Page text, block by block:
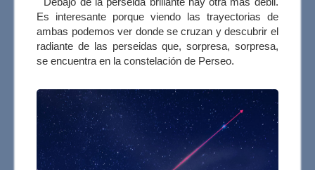
Es interesante porque viendo las trayectorias de
ambas podemos ver donde se cruzan y descubrir el
radiante de las perseidas que, sorpresa, sorpresa,
se encuentra en la constelación de Perseo.